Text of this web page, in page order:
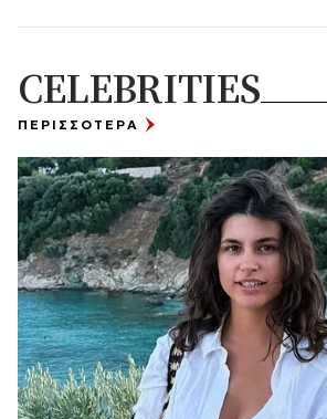
CELEBRITIES
ΠΕΡΙΣΣΟΤΕΡΑ